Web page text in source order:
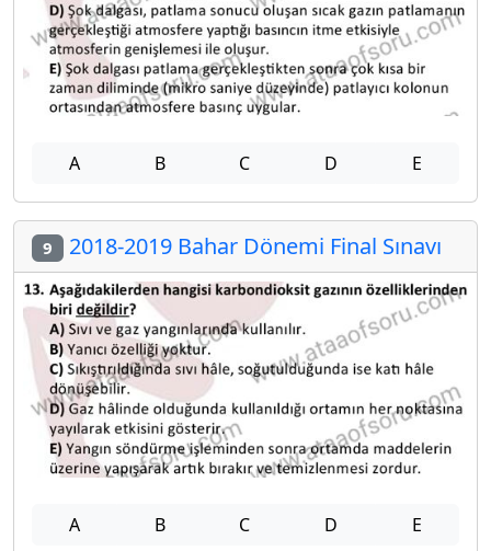
A B C D E
9 2018-2019 Bahar Dönemi Final Sınavı
A B C D E